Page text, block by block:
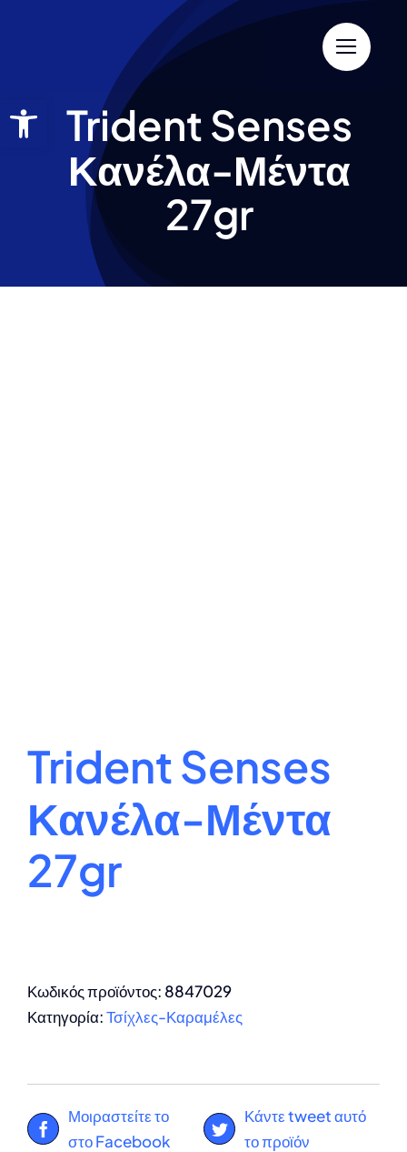
Trident Senses
Κανέλα-Μέντα
27gr
Trident Senses
Κανέλα-Μέντα
27gr
Κωδικός προϊόντος: 8847029
Κατηγορία:Τσίχλες-Καραμέλες
Μοιραστείτε το
στο Facebook
Κάντε tweet αυτό
το προϊόν